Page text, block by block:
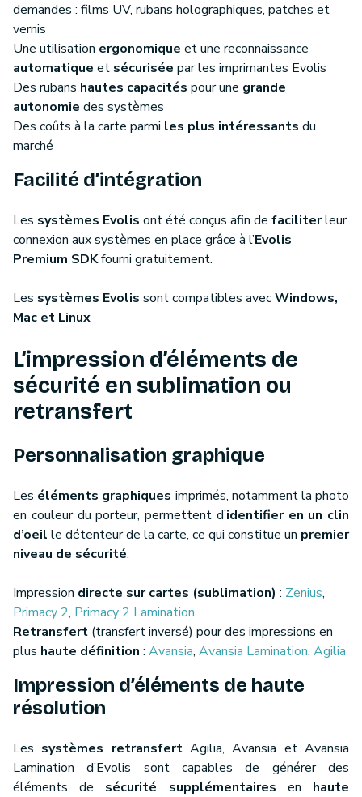
demandes : films UV, rubans holographiques, patches et
vernis
Une utilisation ergonomique et une reconnaissance
automatique et sécurisée par les imprimantes Evolis
Des rubans hautes capacités pour une grande
autonomie des systèmes
Des coûts à la carte parmi les plus intéressants du
marché
Facilité d’intégration
Les systèmes Evolis ont été conçus afin de faciliterleur
connexion aux systèmes en place grâce à l’Evolis
Premium SDKfourni gratuitement.
Les systèmes Evolis sont compatibles avecWindows,
Mac et Linux
L’impression d’éléments de
sécurité en sublimation ou
retransfert
Personnalisation graphique
Les éléments graphiques imprimés, notamment la photo
en couleur du porteur, permettent d’identifier en un clin
d’oeil le détenteur de la carte, ce qui constitue un premier
niveau de sécurité.
Impression directe sur cartes (sublimation) : Zenius,
Primacy 2, Primacy 2 Lamination.
Retransfert (transfert inversé) pour des impressions en
plus haute définition : Avansia, Avansia Lamination, Agilia
Impression d’éléments de haute
résolution
Les systèmes retransfertAgilia, Avansia et Avansia
Lamination d’Evolis sont capables de générer des
éléments de sécurité supplémentaires en haute